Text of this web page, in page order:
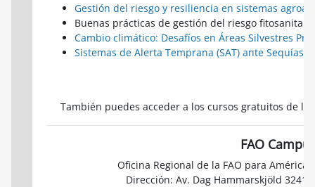
Gestión del riesgo y resiliencia en sistemas
Buenas prácticas de gestión del riesgo
Cambio climático: Desafíos en Áreas Silvestres
Sistemas de Alerta Temprana (SAT) ante Sequías y
También puedes acceder a los cursos gratuitos de la
FAO
Oficina Regional de la FAO para América
Dirección: Av. Dag Hammarskjöld